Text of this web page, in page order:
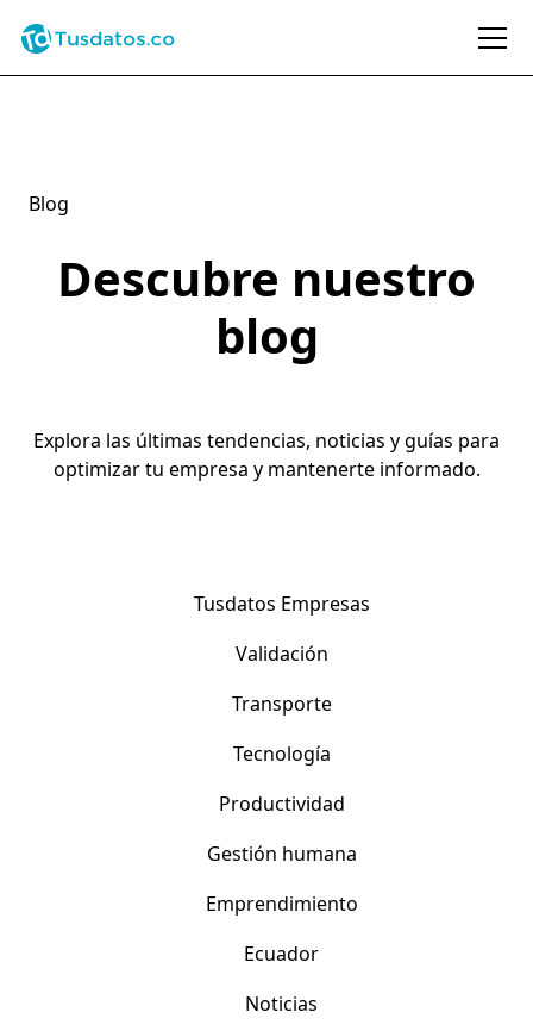
Blog
Descubre nuestro
blog
Explora las últimas tendencias, noticias y guías para
optimizar tu empresa y mantenerte informado.
Tusdatos Empresas
Validación
Transporte
Tecnología
Productividad
Gestión humana
Emprendimiento
Ecuador
Noticias